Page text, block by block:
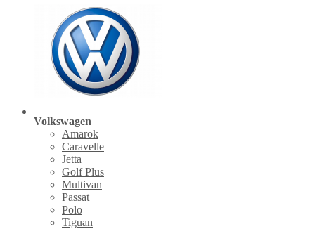
Volkswagen
Amarok
Caravelle
Jetta
Golf Plus
Multivan
Passat
Polo
Tiguan